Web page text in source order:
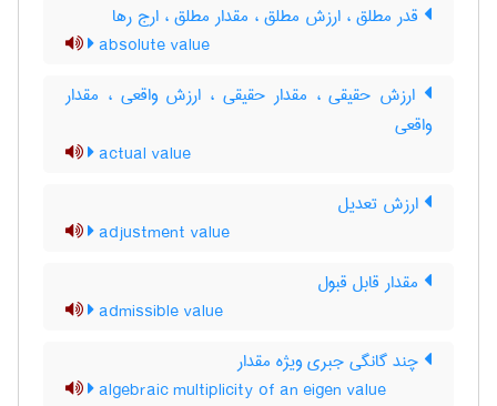
قدر مطلق ، ارزش مطلق ، مقدار مطلق ، ارج رها
absolute value
ارزش حقیقی ، مقدار حقیقی ، ارزش واقعی ، مقدار
واقعی
actual value
ارزش تعدیل
adjustment value
مقدار قابل قبول
admissible value
چند گانگی جبری ویژه مقدار
algebraic multiplicity of an eigen value